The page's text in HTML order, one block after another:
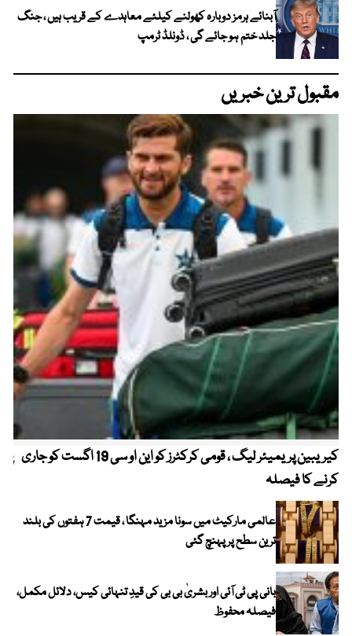
آبنائے ہرمز دوبارہ کھولنے کیلئے معاہدے کے قریب ہیں ، جنگ
جلد ختم ہو جائے گی ، ڈونلڈ ٹرمپ
مقبول ترین خبریں
کیریبین پریمیئر لیگ ، قومی کرکٹرز کو این او سی 19 اگست کو جاری
کرنے کا فیصلہ
عالمی مارکیٹ میں سونا مزید مہنگا ، قیمت 7 ہفتوں کی بلند
ترین سطح پر پہنچ گئی
بانی پی ٹی آئی اور بشریٰ بی بی کی قیدِ تنہائی کیس، دلائل مکمل،
فیصلہ محفوظ